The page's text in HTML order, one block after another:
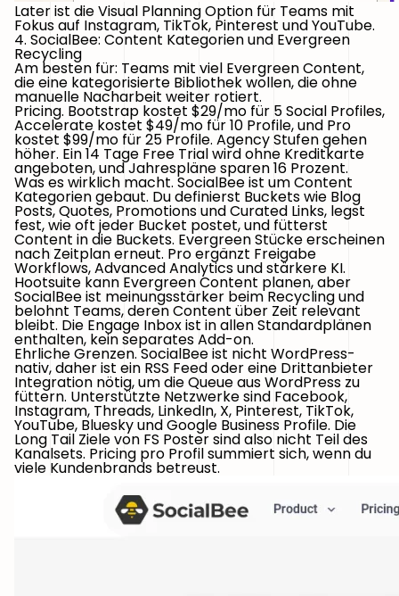
Later ist die Visual Planning Option für Teams mit
Fokus auf Instagram, TikTok, Pinterest und YouTube.
4. SocialBee: Content Kategorien und Evergreen
Recycling
Am besten für: Teams mit viel Evergreen Content,
die eine kategorisierte Bibliothek wollen, die ohne
manuelle Nacharbeit weiter rotiert.
Pricing. Bootstrap kostet $29/mo für 5 Social Profiles,
Accelerate kostet $49/mo für 10 Profile, und Pro
kostet $99/mo für 25 Profile. Agency Stufen gehen
höher. Ein 14 Tage Free Trial wird ohne Kreditkarte
angeboten, und Jahrespläne sparen 16 Prozent.
Was es wirklich macht. SocialBee ist um Content
Kategorien gebaut. Du definierst Buckets wie Blog
Posts, Quotes, Promotions und Curated Links, legst
fest, wie oft jeder Bucket postet, und fütterst
Content in die Buckets. Evergreen Stücke erscheinen
nach Zeitplan erneut. Pro ergänzt Freigabe
Workflows, Advanced Analytics und stärkere KI.
Hootsuite kann Evergreen Content planen, aber
SocialBee ist meinungsstärker beim Recycling und
belohnt Teams, deren Content über Zeit relevant
bleibt. Die Engage Inbox ist in allen Standardplänen
enthalten, kein separates Add-on.
Ehrliche Grenzen.SocialBee ist nicht WordPress-
nativ, daher ist ein RSS Feed oder eine Drittanbieter
Integration nötig, um die Queue aus WordPress zu
füttern. Unterstützte Netzwerke sind Facebook,
Instagram, Threads, LinkedIn, X, Pinterest, TikTok,
YouTube, Bluesky und Google Business Profile. Die
Long Tail Ziele von FS Poster sind also nicht Teil des
Kanalsets. Pricing pro Profil summiert sich, wenn du
viele Kundenbrands betreust.